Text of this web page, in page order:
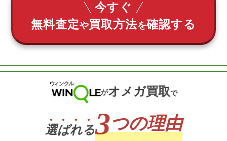
今すぐ
無料査定や買取方法を確認する
がオメガ買取で
選ばれる3つの理由